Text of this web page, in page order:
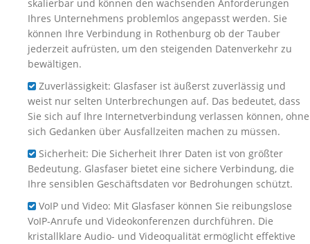
skalierbar und können den wachsenden Anforderungen
Ihres Unternehmens problemlos angepasst werden. Sie
können Ihre Verbindung in Rothenburg ob der Tauber
jederzeit aufrüsten, um den steigenden Datenverkehr zu
bewältigen.
Zuverlässigkeit: Glasfaser ist äußerst zuverlässig und
weist nur selten Unterbrechungen auf. Das bedeutet, dass
Sie sich auf Ihre Internetverbindung verlassen können, ohne
sich Gedanken über Ausfallzeiten machen zu müssen.
Sicherheit: Die Sicherheit Ihrer Daten ist von größter
Bedeutung. Glasfaser bietet eine sichere Verbindung, die
Ihre sensiblen Geschäftsdaten vor Bedrohungen schützt.
VoIP und Video: Mit Glasfaser können Sie reibungslose
VoIP-Anrufe und Videokonferenzen durchführen. Die
kristallklare Audio- und Videoqualität ermöglicht effektive